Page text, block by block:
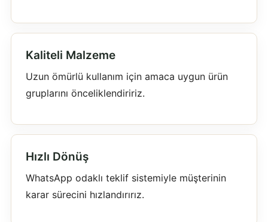
Kaliteli Malzeme
Uzun ömürlü kullanım için amaca uygun ürün
gruplarını önceliklendiririz.
Hızlı Dönüş
WhatsApp odaklı teklif sistemiyle müşterinin
karar sürecini hızlandırırız.